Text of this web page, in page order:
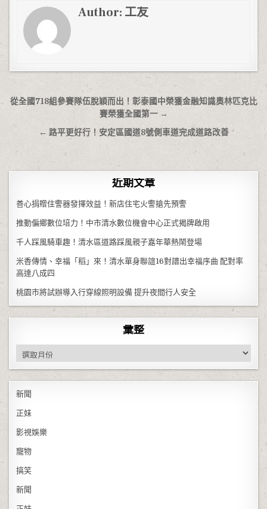
Author: 工友
文章導覽
從全國718組參賽隊伍脫穎而出！彰泰國中榮獲金融知識奧林匹克比
賽榮獲全國第一 →
← 路平更好行！安定區國道8號側車道完成道路改善
近期文章
善心捐贈住警器發揮效益！新店住宅火警搶先預警
推動偏鄉數位培力！中市清水數位機會中心正式揭牌啟用
千人踩風騎車趣！清水區道路踩風親子嘉年華熱鬧登場
米香傳情、幸福「稻」來！清水單身聯誼16對譜出幸福序曲 配對率
高達八成四
桃園市將試辦導入行穿線照明設備 提升夜間行人安全
彙整
彙整
新聞
正妹
影視娛樂
寵物
搞笑
新聞